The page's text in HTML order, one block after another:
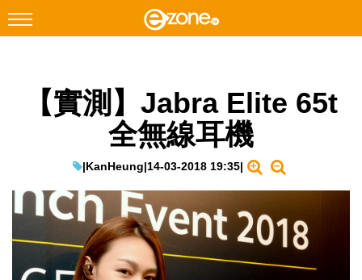
Facebook Instagram
遊戲動漫
EduTech
【實測】Jabra Elite 65t
全無線耳機
|KanHeung|14-03-2018 19:35|